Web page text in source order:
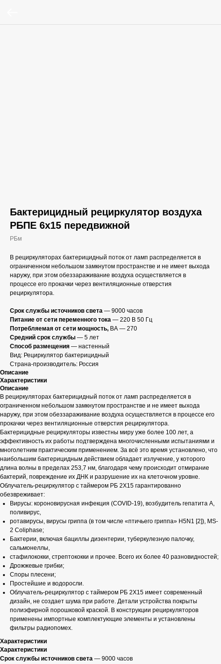
Бактерицидный рециркулятор воздуха
РБПЕ 6х15 передвижной
РБм
В рециркуляторах бактерицидный поток от ламп распределяется в
ограниченном небольшом замкнутом пространстве и не имеет выхода
наружу, при этом обеззараживание воздуха осуществляется в
процессе его прокачки через вентиляционные отверстия
рециркулятора.
Срок службы источников света — 9000 часов
Питание от сети переменного тока — 220 В 50 Гц
Потребляемая от сети мощность, ВА — 270
Средний срок службы — 5 лет
Способ размещения — настенный
Вид: Рециркулятор бактерицидный
Страна-производитель: Россия
Описание
Характеристики
Описание
В рециркуляторах бактерицидный поток от ламп распределяется в
ограниченном небольшом замкнутом пространстве и не имеет выхода
наружу, при этом обеззараживание воздуха осуществляется в процессе его
прокачки через вентиляционные отверстия рециркулятора.
Бактерицидные рециркуляторы известны миру уже более 100 лет, а
эффективность их работы подтверждена многочисленными испытаниями и
многолетним практическим применением. За всё это время установлено, что
наибольшим бактерицидным действием обладает излучение, у которого
длина волны в пределах 253,7 нм, благодаря чему происходит отмирание
бактерий, повреждение их ДНК и разрушение их на клеточном уровне.
Облучатель-рециркулятор с таймером РБ 2Х15 гарантированно
обезвреживает:
Вирусы: короновирусная инфекция (COVID-19), возбудитель гепатита А,
поливирус,
ротавирусы, вирусы гриппа (в том числе «птичьего гриппа» H5N1 [2]), MS-
2 Coliphase;
Бактерии, включая бациллы дизентерии, туберкулезную палочку,
сальмонеллы,
стафилококки, стрептококки и прочее. Всего их более 40 разновидностей;
Дрожжевые грибки;
Споры плесени;
Простейшие и водоросли.
Облучатель-рециркулятор с таймером РБ 2Х15 имеет современный
дизайн, не создает шума при работе. Детали устройства покрыты
полиэфирной порошковой краской. В конструкции рециркуляторов
применены импортные комплектующие элементы и установлены
фильтры радиопомех.
Характеристики
Характеристики
Срок службы источников света — 9000 часов